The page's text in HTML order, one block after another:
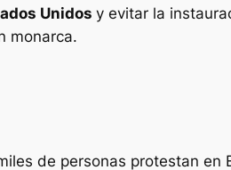
Unidos y evitar la
monarca.
de personas protestan